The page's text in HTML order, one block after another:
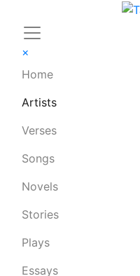
×
Home
Artists
Verses
Songs
Novels
Stories
Plays
Essays